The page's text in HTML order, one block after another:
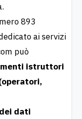
893
ai servizi
può
istruttori
dati